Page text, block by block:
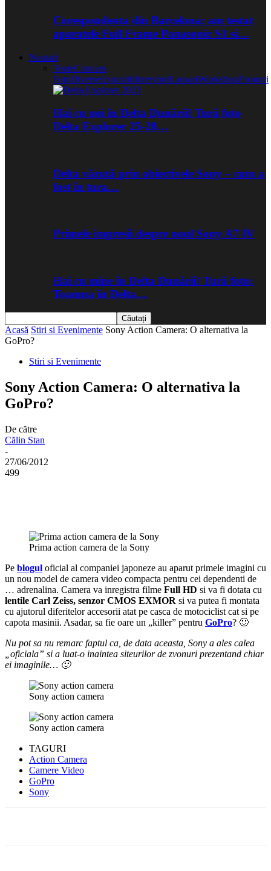
Corespondenta din Barcelona: am testat
aparatele Full Frame Panasonic S1 si…
Noutati
ToateConcurs
FotoDiverseExpozitiiInterviuriLansariWorkshopZvonuri
Hai cu noi în Delta Dunării! Tură foto
Delta Explorer 25-28…
Delta văzută prin obiectivele Sony – cum a
fost în tura…
Primele impresii despre noul Sony A7 IV
Hai cu mine în Delta Dunării! Tură foto:
Toamna în Delta…
Acasă Stiri si Evenimente Sony Action Camera: O alternativa la
GoPro?
Stiri si Evenimente
Sony Action Camera: O alternativa la
GoPro?
De către
Călin Stan
-
27/06/2012
499
Prima action camera de la Sony
Pe blogul oficial al companiei japoneze au aparut primele imagini cu
un nou model de camera video compacta pentru cei dependenti de
… adrenalina. Camera va inregistra filme Full HD si va fi dotata cu
lentile Carl Zeiss, senzor CMOS EXMOR si va putea fi montata
cu ajutorul diferitelor accesorii atat pe casca de motociclist cat si pe
capota masinii. Asadar, sa fie oare un „killer” pentru GoPro? 🙂
Nu pot sa nu remarc faptul ca, de data aceasta, Sony a ales calea
„oficiala” si a luat-o inaintea siteurilor de zvonuri prezentand chiar
ei imaginile… 🙂
Sony action camera
Sony action camera
TAGURI
Action Camera
Camere Video
GoPro
Sony